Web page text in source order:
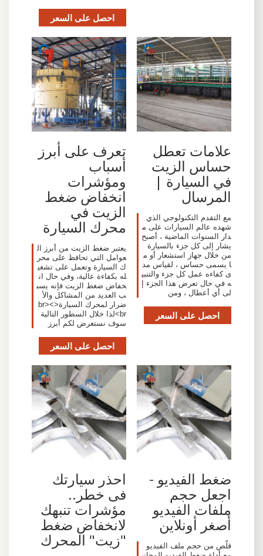
احصل على السعر
علامات تعطل
حساس الزيت
في السيارة |
المرسال
مع التقدم التكنولوجي الذي
شهده عالم السيارات على م
دار السنوات الماضية ، أصبح
يشار إلى كل جزء بالسيارة
من خلال جهاز استشعار أو م
ا يسمى حساس ، لقياس مد
ى كفاءه عمل كل جزء والتنبي
ه في حال تعرض هذا الجزء إ
لى أي أعطال ، ومن
احصل على السعر
تعرف على أبرز
أسباب
ومؤشرات
انخفاض ضغط
الزيت في
محرك السيارة
يعتبر ضغط الزيت من أبرز ال
عوامل التي تحافظ على محر
ك السيارة وتعمل على تشغي
له بكفاءة عالية، وفي حال ان
خفاض ضغط الزيت فإنه يسب
ب العديد من المشاكل والأ
ضرار لمحرك السيارة<br><
br>لذا خلال السطور التالية
سوف نستعرض لكم أبرز
احصل على السعر
ضغط الفيديو -
اجعل حجم
ملفات الفيديو
أصغر أونلاين
قلّص من حجم ملف الفيديو
احذر سيارتك
فى خطر..
مؤشرات تنبهك
لانخفاض ضغط
"زيت" المحرك